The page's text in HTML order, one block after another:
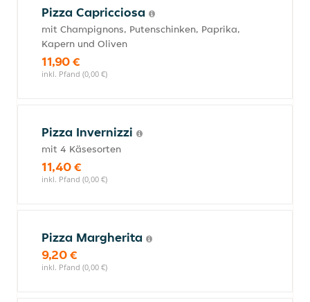
Pizza Capricciosa
mit Champignons, Putenschinken, Paprika,
Kapern und Oliven
11,90 €
inkl. Pfand (0,00 €)
Pizza Invernizzi
mit 4 Käsesorten
11,40 €
inkl. Pfand (0,00 €)
Pizza Margherita
9,20 €
inkl. Pfand (0,00 €)